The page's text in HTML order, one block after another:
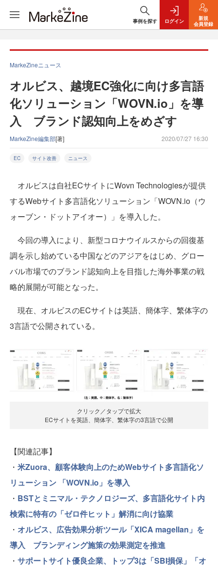
事例を探す ログイン
新規
会員登録
MarkeZineニュース
オルビス、越境EC強化に向け多言語
化ソリューション「WOVN.io」を導
入 ブランド認知向上をめざす
MarkeZine編集部[著] 2020/07/27 16:30
EC サイト改善 ニュース
オルビスは自社ECサイトにWovn Technologiesが提供
するWebサイト多言語化ソリューション「WOVN.io（ウ
ォーブン・ドットアイオー）」を導入した。
今回の導入により、新型コロナウイルスからの回復基
調を示し始めている中国などのアジアをはじめ、グロー
バル市場でのブランド認知向上を目指した海外事業の戦
略的展開が可能となった。
現在、オルビスのECサイトは英語、簡体字、繁体字の
3言語で公開されている。
クリック／タップで拡大
ECサイトを英語、簡体字、繁体字の3言語で公開
【関連記事】
・ 米Zuora、顧客体験向上のためWebサイト多言語化ソ
リューション 「WOVN.io」を導入
・ BSTとミニマル・テクノロジーズ、多言語化サイト内
検索に特有の「ゼロ件ヒット」解消に向け協業
・ オルビス、広告効果分析ツール「XICA magellan」を
導入 ブランディング施策の効果測定を推進
・ サポートサイト優良企業、トップ3は「SBI損保」「オ